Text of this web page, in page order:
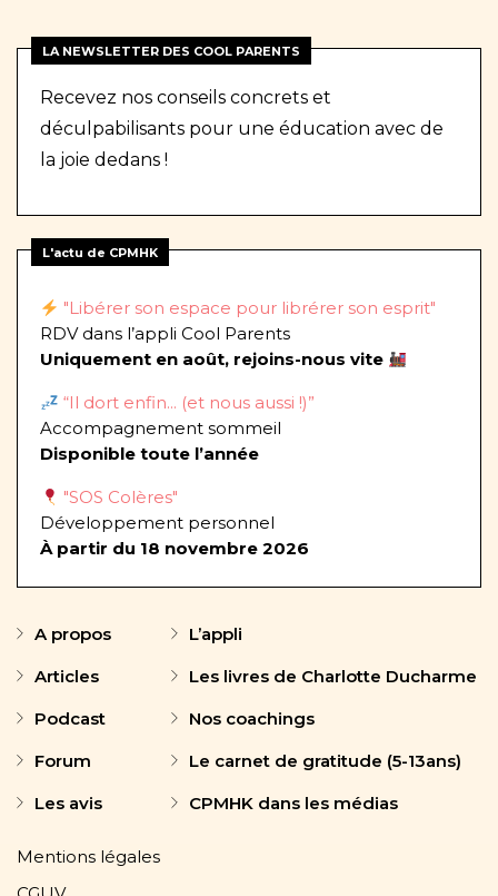
LA NEWSLETTER DES COOL PARENTS
Recevez nos conseils concrets et
déculpabilisants pour une éducation avec de
la joie dedans !
L'actu de CPMHK
"Libérer son espace pour librérer son esprit"
RDV dans l’appli Cool Parents
Uniquement en août, rejoins-nous vite
“Il dort enfin... (et nous aussi !)”
Accompagnement sommeil
Disponible toute l’année
"SOS Colères"
Développement personnel
À partir du 18 novembre 2026
A propos
Articles
Podcast
Forum
L’appli
Les avis
Les livres de Charlotte Ducharme
Nos coachings
Le carnet de gratitude (5-13ans)
CPMHK dans les médias
Mentions légales